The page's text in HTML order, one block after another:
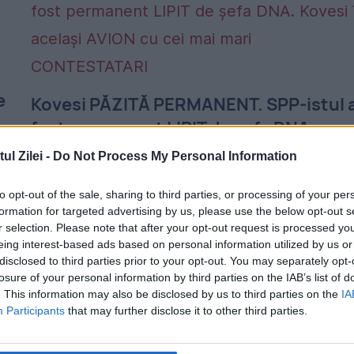
Zilei - Do Not Process My Personal Information
opt-out of the sale, sharing to third parties, or processing of your
for targeted advertising by us, please use the below opt-out
selection. Please note that after your opt-out request is processed
interest-based ads based on personal information utilized by us
to third parties prior to your opt-out. You may separately
of your personal information by third parties on the IAB’s list of
This information may also be disclosed by us to third parties on the
Participants that may further disclose it to other third parties.
Kovesi PĂZITĂ PERMANENT. SPP-istul
fost permanent LIPIT de șefa DNA.
Kovesi în același AVION cu cei mai mari
19 OCTOMBRIE 2017
În timpul călătoriei la Bruxelles dar și pe
toată perioada desfășurării evenimentului
care a participat, Kovesi nu a fost scăpată
din ochi de SPP-istul care o însoțește în
toate...